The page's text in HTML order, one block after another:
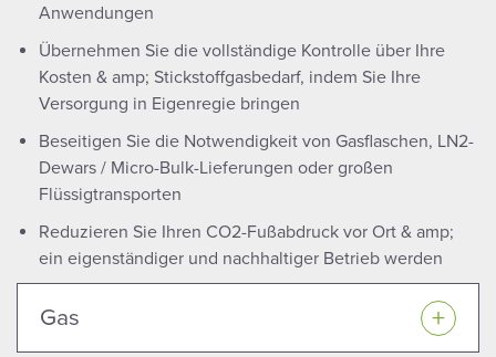
Anwendungen
Übernehmen Sie die vollständige Kontrolle über Ihre
Kosten & amp; Stickstoffgasbedarf, indem Sie Ihre
Versorgung in Eigenregie bringen
Beseitigen Sie die Notwendigkeit von Gasflaschen, LN2-
Dewars / Micro-Bulk-Lieferungen oder großen
Flüssigtransporten
Reduzieren Sie Ihren CO2-Fußabdruck vor Ort & amp;
ein eigenständiger und nachhaltiger Betrieb werden
Gas